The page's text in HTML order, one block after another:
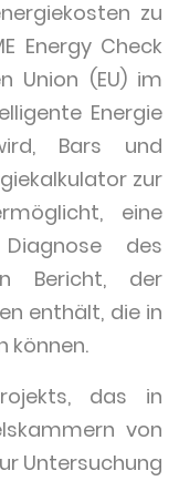
zu
Energy Check
Union (EU) im
Energie
Bars und
zur
eine
des
Bericht, der
enthält, die in
können.
das in
von
Untersuchung